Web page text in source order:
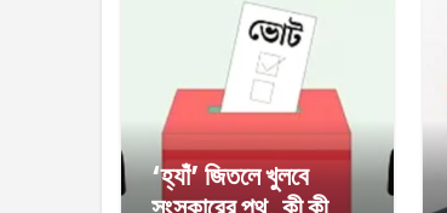
‘হ্যাঁ’ জিতলে খুলবে
সংস্কারের পথ, কী কী